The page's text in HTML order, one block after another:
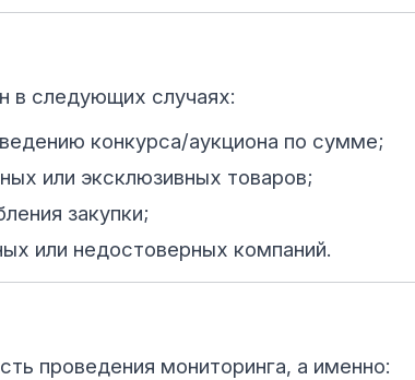
в следующих случаях:
конкурса/аукциона по сумме;
или эксклюзивных товаров;
закупки;
или недостоверных компаний.
проведения мониторинга, а именно: